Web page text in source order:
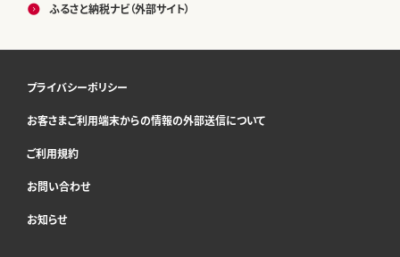
ふるさと納税ナビ（外部サイト）
プライバシーポリシー
お客さまご利用端末からの情報の外部送信について
ご利用規約
お問い合わせ
お知らせ